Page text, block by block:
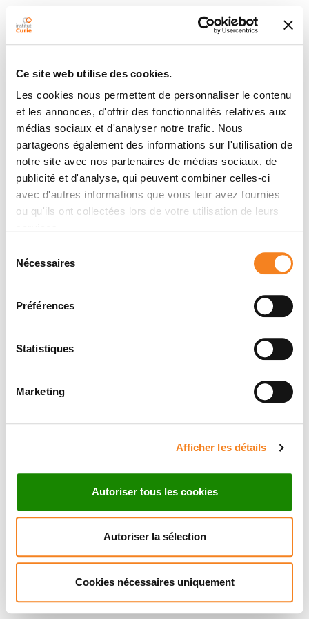
Ce site web utilise des cookies.
Les cookies nous permettent de personnaliser le contenu
et les annonces, d'offrir des fonctionnalités relatives aux
médias sociaux et d'analyser notre trafic. Nous
partageons également des informations sur l'utilisation de
notre site avec nos partenaires de médias sociaux, de
publicité et d'analyse, qui peuvent combiner celles-ci
avec d'autres informations que vous leur avez fournies
ou qu'ils ont collectées lors de votre utilisation de leurs
Nécessaires
Préférences
Statistiques
Marketing
Afficher les détails
Autoriser tous les cookies
Autoriser la sélection
Cookies nécessaires uniquement